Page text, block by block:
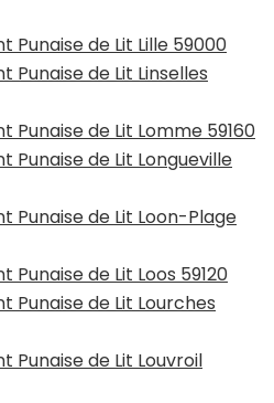
Punaise de Lit Lille 59000
de Lit Linselles
de Lit Lomme 59160
Punaise de Lit Longueville
Punaise de Lit Loon-Plage
de Lit Loos 59120
Punaise de Lit Lourches
Punaise de Lit Louvroil